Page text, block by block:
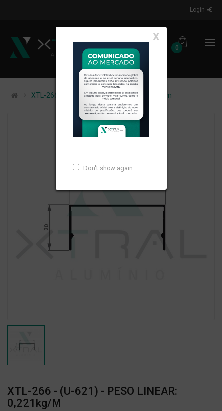
Login
0
X
Don't show again
XTL-266 - (U-621) - PESO LINEAR: 0,221kg/m
XTL-266 - (U-621) - PESO LINEAR:
0,221kg/m